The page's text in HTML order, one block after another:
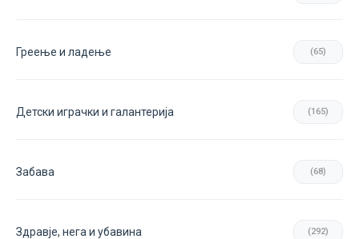
Греење и ладење (65)
Детски играчки и галантерија (165)
Забава (68)
Здравје, нега и убавина (292)